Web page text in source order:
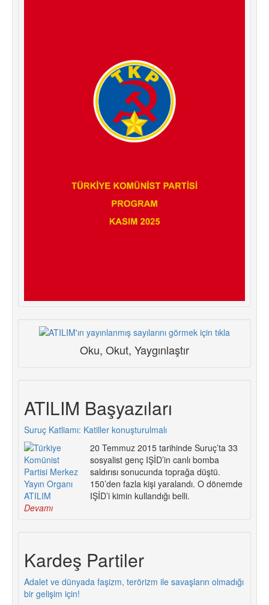
Oku, Okut, Yaygınlaştır
ATILIM Başyazıları
Suruç Katliamı: Katiller konuşturulmalı
20 Temmuz 2015 tarihinde Suruç’ta 33
sosyalist genç IŞİD’in canlı bomba
saldırısı sonucunda toprağa düştü.
150’den fazla kişi yaralandı. O dönemde
IŞİD’i kimin kullandığı belli.
Devamı
Kardeş Partiler
Adalet ve dünyada faşizm, terörizm ile savaşların olmadığı
bir gelişim için!